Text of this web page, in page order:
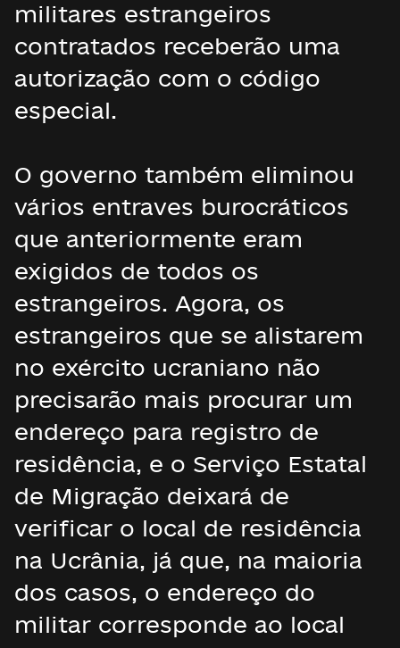
militares estrangeiros
contratados receberão uma
autorização com o código
especial.
O governo também eliminou
vários entraves burocráticos
que anteriormente eram
exigidos de todos os
estrangeiros. Agora, os
estrangeiros que se alistarem
no exército ucraniano não
precisarão mais procurar um
endereço para registro de
residência, e o Serviço Estatal
de Migração deixará de
verificar o local de residência
na Ucrânia, já que, na maioria
dos casos, o endereço do
militar corresponde ao local